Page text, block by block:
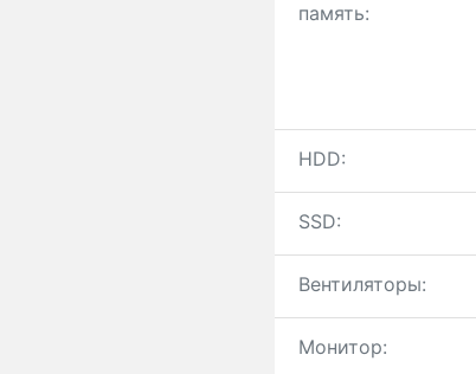
память:
HDD:
SSD:
Вентиляторы:
Монитор: